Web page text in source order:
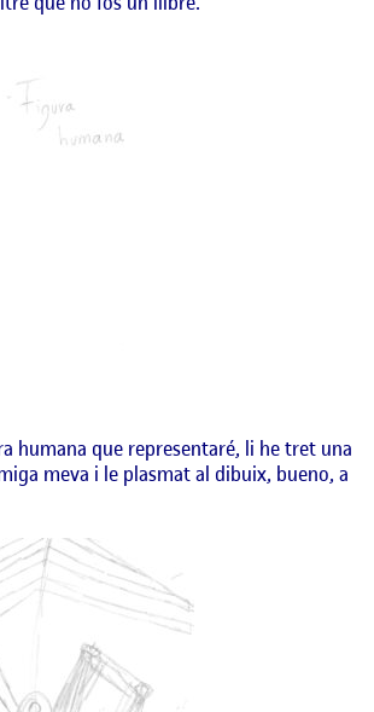
humana que representaré, li he tret una
meva i le plasmat al dibuix, bueno, a